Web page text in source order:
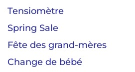
Tensiomètre
Spring Sale
Fête des grand-mères
Change de bébé